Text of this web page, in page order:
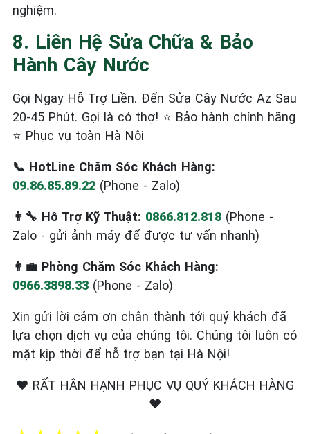
nghiệm.
8. Liên Hệ Sửa Chữa & Bảo
Hành Cây Nước
Gọi Ngay Hỗ Trợ Liền. Đến Sửa Cây Nước Az Sau
20-45 Phút. Gọi là có thợ! ⭐ Bảo hành chính hãng
⭐ Phục vụ toàn Hà Nội
📞 HotLine Chăm Sóc Khách Hàng:
09.86.85.89.22 (Phone - Zalo)
👨‍🔧 Hỗ Trợ Kỹ Thuật: 0866.812.818 (Phone -
Zalo - gửi ảnh máy để được tư vấn nhanh)
👨‍💼 Phòng Chăm Sóc Khách Hàng:
0966.3898.33 (Phone - Zalo)
Xin gửi lời cảm ơn chân thành tới quý khách đã
lựa chọn dịch vụ của chúng tôi. Chúng tôi luôn có
mặt kịp thời để hỗ trợ bạn tại Hà Nội!
❤️ RẤT HÂN HẠNH PHỤC VỤ QUÝ KHÁCH HÀNG
❤️